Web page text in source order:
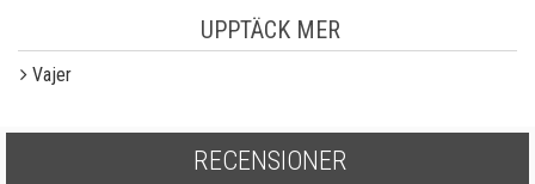
UPPTÄCK MER
Vajer
RECENSIONER